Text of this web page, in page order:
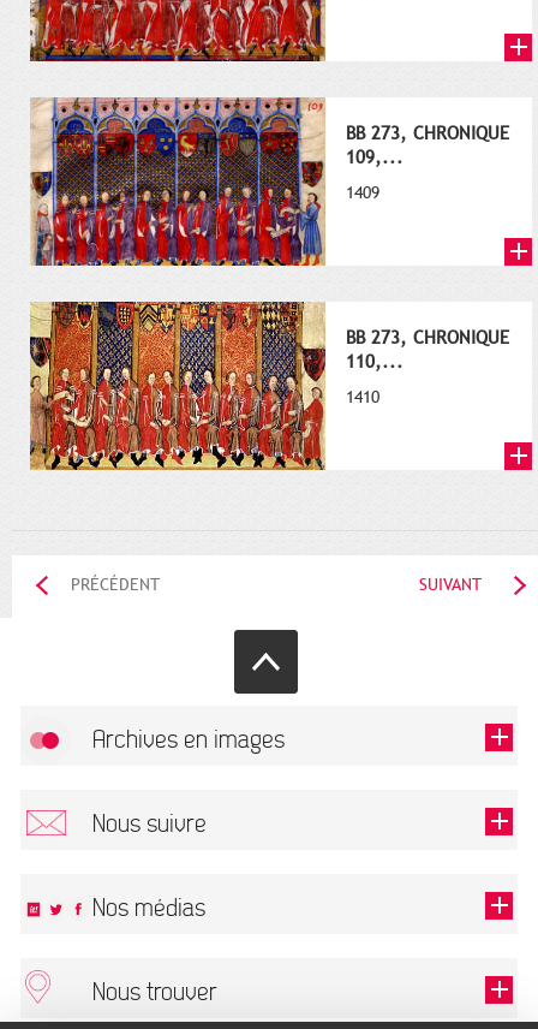
BB 273, CHRONIQUE
109,...
1409
BB 273, CHRONIQUE
110,...
1410
PRÉCÉDENT SUIVANT
Archives en images
Nous suivre
Ce champ est exigé.
Nos médias
Nous trouver